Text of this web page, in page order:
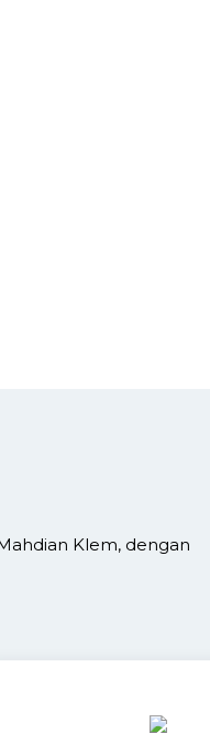
Klem, dengan